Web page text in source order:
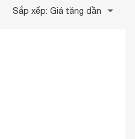
Sắp xếp: Giá tăng dần